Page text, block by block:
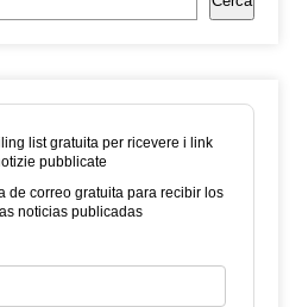
list gratuita per ricevere i link
pubblicate
de correo gratuita para recibir los
noticias publicadas